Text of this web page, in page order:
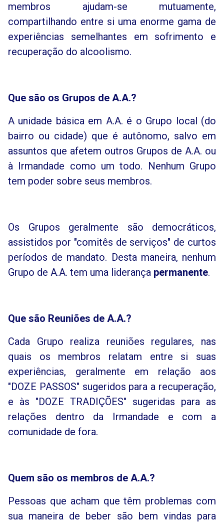
membros ajudam-se mutuamente,
compartilhando entre si uma enorme gama de
experiências semelhantes em sofrimento e
recuperação do alcoolismo.
Que são os Grupos de A.A.?
A unidade básica em A.A. é o Grupo local (do
bairro ou cidade) que é autônomo, salvo em
assuntos que afetem outros Grupos de A.A. ou
à Irmandade como um todo. Nenhum Grupo
tem poder sobre seus membros.
Os Grupos geralmente são democráticos,
assistidos por "comitês de serviços" de curtos
períodos de mandato. Desta maneira, nenhum
Grupo de A.A. tem uma liderança permanente.
Que são Reuniões de A.A.?
Cada Grupo realiza reuniões regulares, nas
quais os membros relatam entre si suas
experiências, geralmente em relação aos
"DOZE PASSOS" sugeridos para a recuperação,
e às "DOZE TRADIÇÕES" sugeridas para as
relações dentro da Irmandade e com a
comunidade de fora.
Quem são os membros de A.A.?
Pessoas que acham que têm problemas com
sua maneira de beber são bem vindas para